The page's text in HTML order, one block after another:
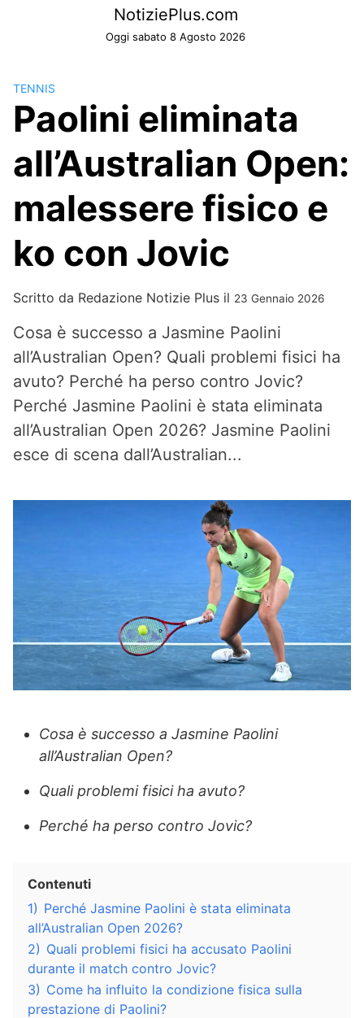
NotiziePlus.com
Oggi sabato 8 Agosto 2026
TENNIS
Paolini eliminata
all’Australian Open:
malessere fisico e
ko con Jovic
Scritto da Redazione Notizie Plus il 23 Gennaio 2026
Cosa è successo a Jasmine Paolini
all’Australian Open? Quali problemi fisici ha
avuto? Perché ha perso contro Jovic?
Perché Jasmine Paolini è stata eliminata
all’Australian Open 2026? Jasmine Paolini
esce di scena dall’Australian...
Cosa è successo a Jasmine Paolini
all’Australian Open?
Quali problemi fisici ha avuto?
Perché ha perso contro Jovic?
Contenuti
1) Perché Jasmine Paolini è stata eliminata
all’Australian Open 2026?
2) Quali problemi fisici ha accusato Paolini
durante il match contro Jovic?
3) Come ha influito la condizione fisica sulla
prestazione di Paolini?